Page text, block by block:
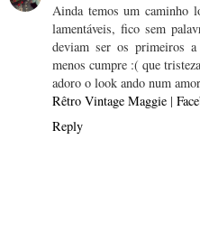
Ainda temos um caminho
lamentáveis, fico sem
deviam ser os primeiros
menos cumpre :( que tristeza
adoro o look ando num
Rêtro Vintage Maggie |
Reply